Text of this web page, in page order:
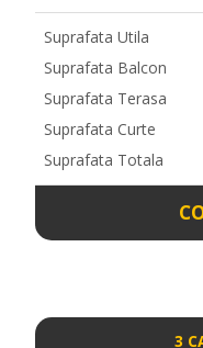
Suprafata Utila
Suprafata Balcon
Suprafata Terasa
Suprafata Curte
Suprafata Totala
3